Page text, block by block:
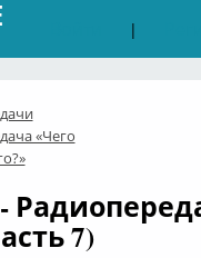
|
«Чего
7)